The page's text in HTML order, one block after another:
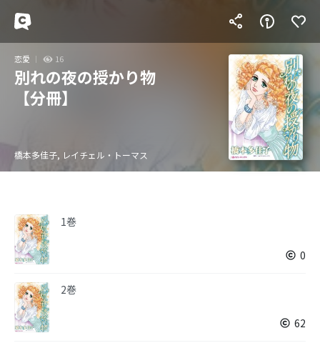
恋愛 16
別れの夜の授かり物
【分冊】
橋本多佳子, レイチェル・トーマス
1巻
0
2巻
62